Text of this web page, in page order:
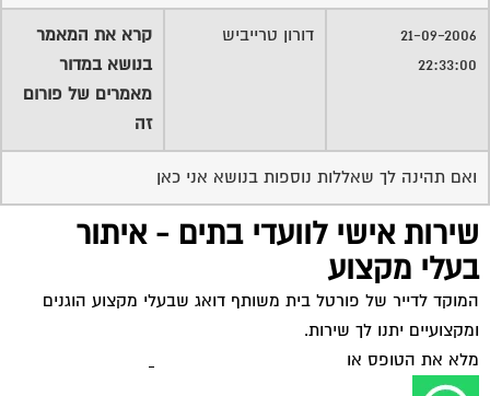
המוקד לדייר של פורטל בית משותף דואג שבעלי מקצוע הוגנים
ומקצועיים יתנו לך שירות.
מלא את הטופס או